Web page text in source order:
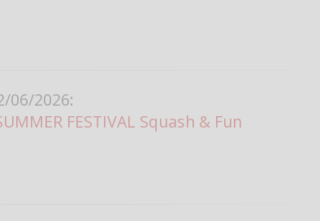
06/2026:
FESTIVAL Squash & Fun